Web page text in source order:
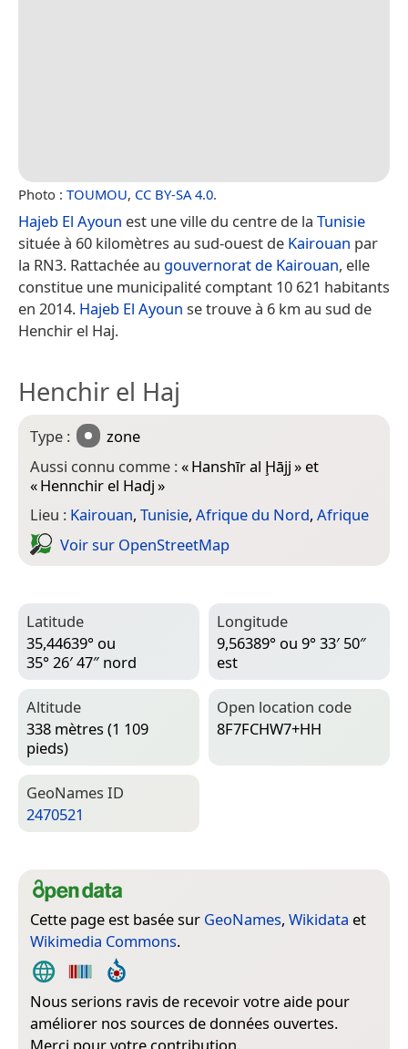
Photo : TOUMOU, CC BY-SA 4.0.
Hajeb El Ayoun est une ville du centre de la Tunisie
située à 60 kilomètres au sud-ouest de Kairouan par
la RN3. Rattachée au gouvernorat de Kairouan, elle
constitue une municipalité comptant 10 621 habitants
en 2014. Hajeb El Ayoun se trouve à 6 km au sud de
Henchir el Haj.
Henchir el Haj
Type :
zone
Aussi connu comme :«Hanshīr al Ḩājj» et
«Hennchir el Hadj»
Lieu : Kairouan, Tunisie, Afrique du Nord, Afrique
Voir sur Open­Street­Map
Latitude
35,44639° ou
35° 26′ 47″ nord
Longitude
9,56389° ou 9° 33′ 50″
est
Altitude
338 mètres (1 109
pieds)
Open location code
8F7FCHW7+HH
Geo­Names ID
2470521
Cette page est basée sur GeoNames, Wikidata et
Wikimedia Commons.
Nous serions ravis de recevoir votre aide pour
améliorer nos sources de données ouvertes.